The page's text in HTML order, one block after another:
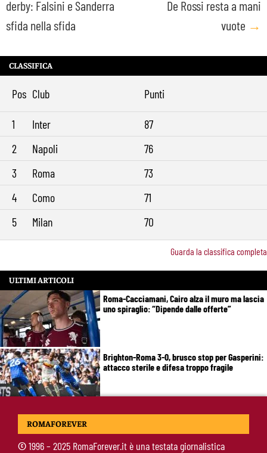
derby: Falsini e Sanderra
sfida nella sfida
De Rossi resta a mani
vuote →
CLASSIFICA
Pos Club Punti
1 Inter
87
2
Napoli
76
3
Roma
73
4
Como
71
5
Milan 70
Guarda la classifica completa
ULTIMI ARTICOLI
Roma-Cacciamani, Cairo alza il muro ma lascia
uno spiraglio: “Dipende dalle offerte”
Brighton-Roma 3-0, brusco stop per Gasperini:
attacco sterile e difesa troppo fragile
McKennie sorprende tutti: “Il mio idolo era
ROMAFOREVER
©1996 – 2025 RomaForever.it è una testata giornalistica